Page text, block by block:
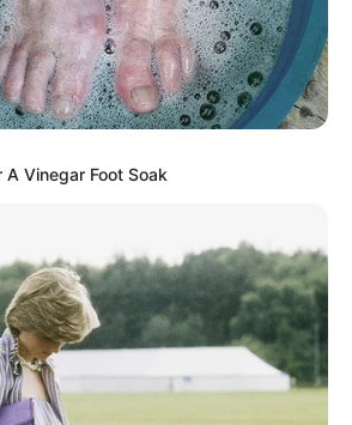
Vinegar Foot Soak